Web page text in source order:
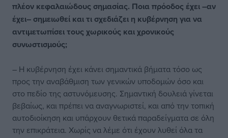
πλέον κεφαλαιώδους σημασίας. Ποια πρόοδος έχει –αν
έχει– σημειωθεί και τι σχεδιάζει η κυβέρνηση για να
αντιμετωπίσει τους χωρικούς και χρονικούς
συνωστισμούς;
– Η κυβέρνηση έχει κάνει σημαντικά βήματα τόσο ως
προς την αναβάθμιση των γενικών υποδομών όσο και
στο πεδίο της αστυνόμευσης. Σημαντική δουλειά γίνεται
βεβαίως, και πρέπει να αναγνωριστεί, και από την τοπική
αυτοδιοίκηση και υπάρχουν θετικά παραδείγματα σε όλη
την επικράτεια. Χωρίς να λέμε ότι έχουν λυθεί όλα τα